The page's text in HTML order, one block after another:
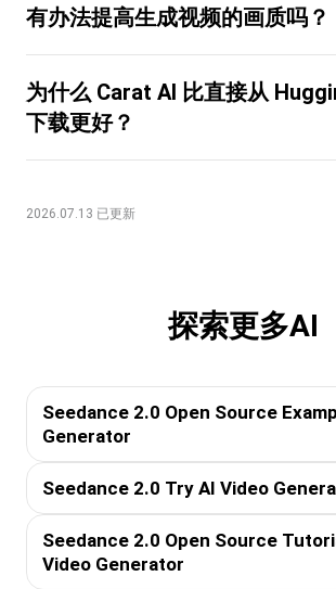
有办法提高生成视频的画质吗？
为什么 Carat AI 比直接从
下载更好？
2026.07.13 已更新
探索更多AI
Seedance 2.0 Open Source
Generator
Seedance 2.0 Try AI Video
Seedance 2.0 Open Source
Video Generator